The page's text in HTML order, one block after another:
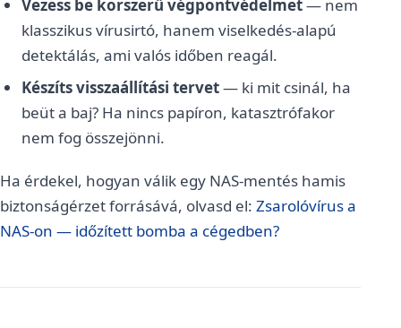
Vezess be korszerű végpontvédelmet— nem
klasszikus vírusirtó, hanem viselkedés-alapú
detektálás, ami valós időben reagál.
Készíts visszaállítási tervet— ki mit csinál, ha
beüt a baj? Ha nincs papíron, katasztrófakor
nem fog összejönni.
Ha érdekel, hogyan válik egy NAS-mentés hamis
biztonságérzet forrásává, olvasd el: Zsarolóvírus a
NAS-on — időzített bomba a cégedben?